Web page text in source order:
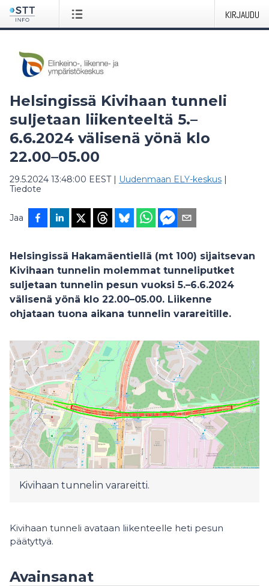
KIRJAUDU
Helsingissä Kivihaan tunneli
suljetaan liikenteeltä 5.–
6.6.2024 välisenä yönä klo
22.00–05.00
29.5.2024 13:48:00 EEST| Uudenmaan ELY-keskus |
Tiedote
Jaa
Helsingissä Hakamäentiellä (mt 100) sijaitsevan
Kivihaan tunnelin molemmat tunneliputket
suljetaan tunnelin pesun vuoksi 5.–6.6.2024
välisenä yönä klo 22.00–05.00. Liikenne
ohjataan tuona aikana tunnelin varareitille.
Kivihaan tunnelin varareitti.
Kivihaan tunneli avataan liikenteelle heti pesun
päätyttyä.
Avainsanat